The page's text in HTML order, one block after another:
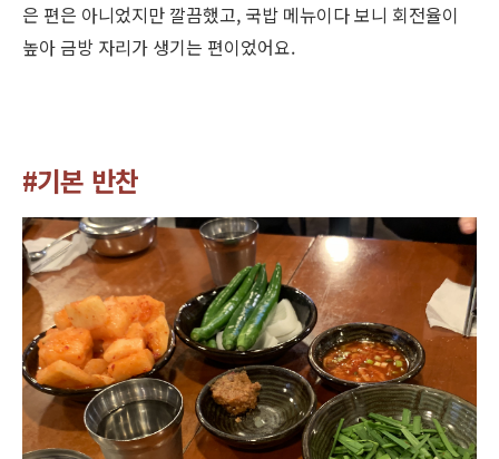
은 편은 아니었지만 깔끔했고, 국밥 메뉴이다 보니 회전율이
높아 금방 자리가 생기는 편이었어요.
#기본 반찬